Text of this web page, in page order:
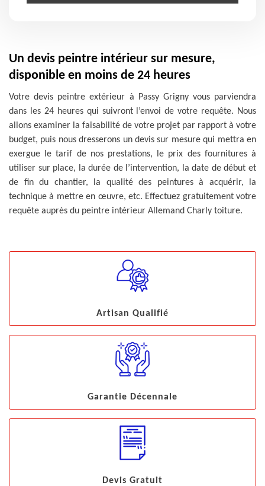
Un devis peintre intérieur sur mesure,
disponible en moins de 24 heures
Votre devis peintre extérieur à Passy Grigny vous parviendra
dans les 24 heures qui suivront l’envoi de votre requête. Nous
allons examiner la faisabilité de votre projet par rapport à votre
budget, puis nous dresserons un devis sur mesure qui mettra en
exergue le tarif de nos prestations, le prix des fournitures à
utiliser sur place, la durée de l’intervention, la date de début et
de fin du chantier, la qualité des peintures à acquérir, la
technique à mettre en œuvre, etc. Effectuez gratuitement votre
requête auprès du peintre intérieur Allemand Charly toiture.
Artisan Qualifié
Garantie Décennale
Devis Gratuit